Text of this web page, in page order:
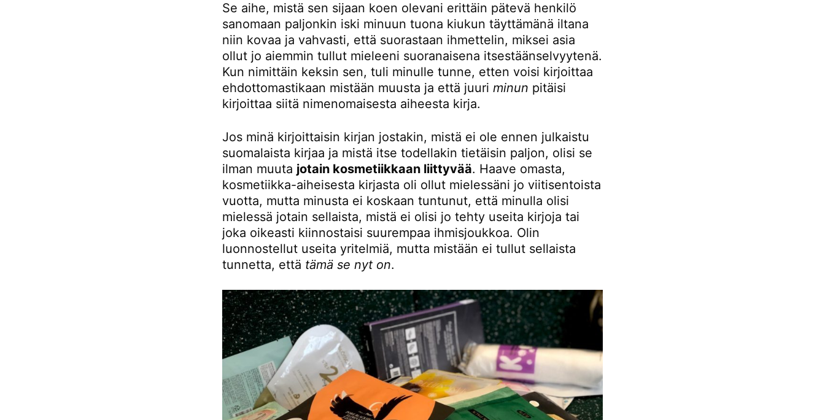
Se aihe, mistä sen sijaan koen olevani erittäin pätevä henkilö
sanomaan paljonkin iski minuun tuona kiukun täyttämänä iltana
niin kovaa ja vahvasti, että suorastaan ihmettelin, miksei asia
ollut jo aiemmin tullut mieleeni suoranaisena itsestäänselvyytenä.
Kun nimittäin keksin sen, tuli minulle tunne, etten voisi kirjoittaa
ehdottomastikaan mistään muusta ja että juuri minun pitäisi
kirjoittaa siitä nimenomaisesta aiheesta kirja.
Jos minä kirjoittaisin kirjan jostakin, mistä ei ole ennen julkaistu
suomalaista kirjaa ja mistä itse todellakin tietäisin paljon, olisi se
ilman muuta jotain kosmetiikkaan liittyvää. Haave omasta,
kosmetiikka-aiheisesta kirjasta oli ollut mielessäni jo viitisentoista
vuotta, mutta minusta ei koskaan tuntunut, että minulla olisi
mielessä jotain sellaista, mistä ei olisi jo tehty useita kirjoja tai
joka oikeasti kiinnostaisi suurempaa ihmisjoukkoa. Olin
luonnostellut useita yritelmiä, mutta mistään ei tullut sellaista
tunnetta, että tämä se nyt on.